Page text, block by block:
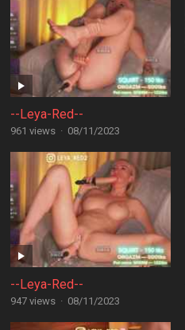
--Leya-Red--
961 views · 08/11/2023
--Leya-Red--
947 views · 08/11/2023